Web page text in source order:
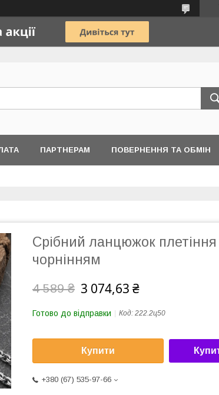
ПАРТНЕРАМ ПОВЕРНЕННЯ ТА ОБМІН
Срібний ланцюжок плетіння
чорнінням
4 589 ₴ 3 074,63 ₴
Готово до відправки Код: 222.2ц50
Купити
+380 (67) 535-97-66